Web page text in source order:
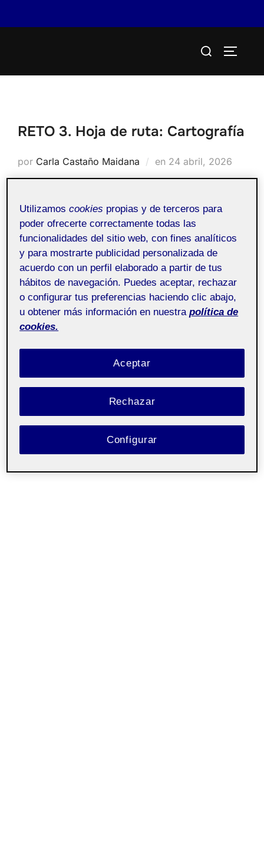
Buscar:
RETO 3. Hoja de ruta: Cartografía
por Carla Castaño Maidana en Publicado
el
24 abril, 2026
20.310 - Taller de
espaciales - Aula 1
Utilizamoscookies propias y de terceros para
poder ofrecerte correctamente todas las
funcionalidades del sitio web, con fines analíticos
y para mostrarte publicidad personalizada de
acuerdo con un perfil elaborado a partir de tus
hábitos de navegación. Puedes aceptar, rechazar
o configurar tus preferencias haciendo clic abajo,
u obtener más información en nuestra política de
cookies.
Rechazar
Aceptar
Configurar